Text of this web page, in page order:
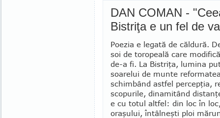
DAN COMAN -
Bistriţa e un fel de
Poezia e legată de căldură.
soi de toropeală care
de-a fi. La Bis­triţa, lumina
soarelui de munte
schimbând astfel percepţia,
scopurile, dinamitând
e cu totul altfel: din loc în
oraşului, întâl­neşti ploi